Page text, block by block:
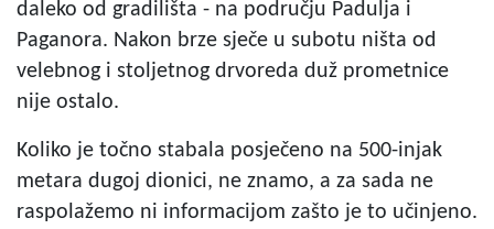
daleko od gradilišta - na području Padulja i
Paganora. Nakon brze sječe u subotu ništa od
velebnog i stoljetnog drvoreda duž prometnice
nije ostalo.
Koliko je točno stabala posječeno na 500-injak
metara dugoj dionici, ne znamo, a za sada ne
raspolažemo ni informacijom zašto je to učinjeno.